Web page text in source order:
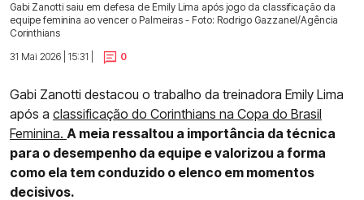
Gabi Zanotti saiu em defesa de Emily Lima após jogo da classificação da
equipe feminina ao vencer o Palmeiras - Foto: Rodrigo Gazzanel/Agência
Corinthians
31 Mai 2026 | 15:31 |
0
Gabi Zanotti destacou o trabalho da treinadora Emily Lima
após a classificação do Corinthians na Copa do Brasil
Feminina. A meia ressaltou a importância da técnica
para o desempenho da equipe e valorizou a forma
como ela tem conduzido o elenco em momentos
decisivos.